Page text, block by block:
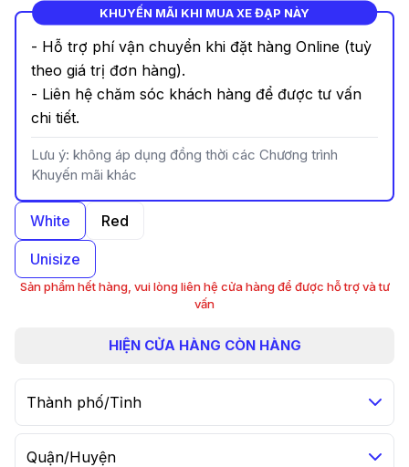
KHUYẾN MÃI KHI MUA XE ĐẠP NÀY
- Hỗ trợ phí vận chuyển khi đặt hàng Online (tuỳ
theo giá trị đơn hàng).
- Liên hệ chăm sóc khách hàng để được tư vấn
chi tiết.
Lưu ý: không áp dụng đồng thời các Chương trình
Khuyến mãi khác
White Red
Unisize
Sản phẩm hết hàng, vui lòng liên hệ cửa hàng để được hỗ trợ và tư
vấn
HIỆN CỬA HÀNG CÒN HÀNG
Thành phố/Tỉnh
Quận/Huyện